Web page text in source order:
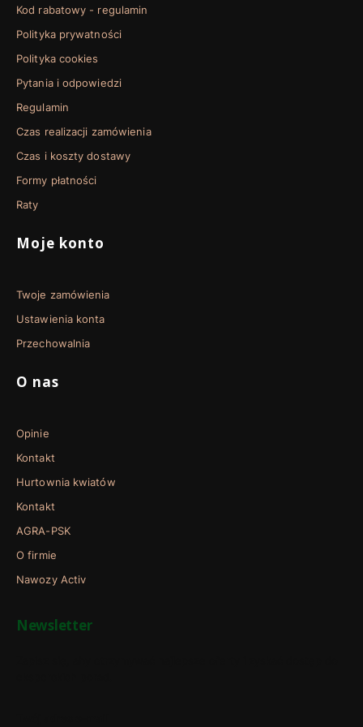
Kod rabatowy - regulamin
Polityka prywatności
Polityka cookies
Pytania i odpowiedzi
Regulamin
Czas realizacji zamówienia
Czas i koszty dostawy
Formy płatności
Raty
Moje konto
Twoje zamówienia
Ustawienia konta
Przechowalnia
O nas
Opinie
Kontakt
Hurtownia kwiatów
Kontakt
AGRA-PSK
O firmie
Nawozy Activ
Newsletter